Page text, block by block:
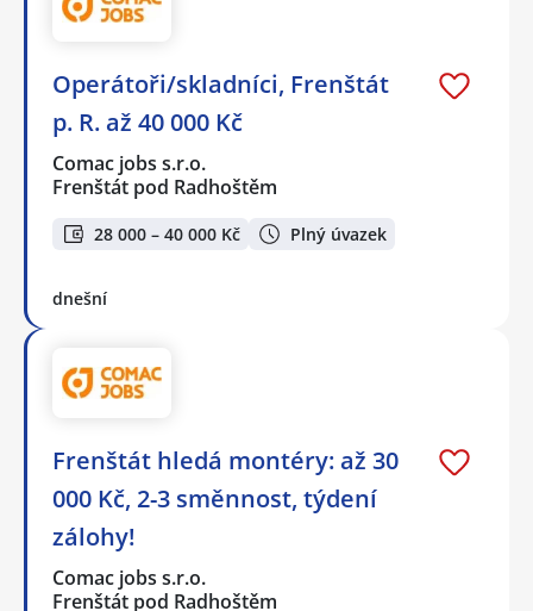
Operátoři/skladníci, Frenštát
p. R. až 40 000 Kč
Comac jobs s.r.o.
Frenštát pod Radhoštěm
28 000 – 40 000 Kč Plný úvazek
dnešní
Frenštát hledá montéry: až 30
000 Kč, 2-3 směnnost, týdení
zálohy!
Comac jobs s.r.o.
Frenštát pod Radhoštěm